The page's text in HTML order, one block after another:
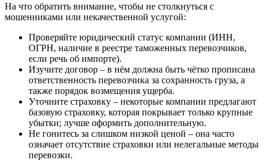
На что обратить внимание, чтобы не столкнуться с
мошенниками или некачественной услугой:
Проверяйте юридический статус компании (ИНН,
ОГРН, наличие в реестре таможенных перевозчиков,
если речь об импорте).
Изучите договор – в нём должна быть чётко прописана
ответственность перевозчика за сохранность груза, а
также порядок возмещения ущерба.
Уточните страховку – некоторые компании предлагают
базовую страховку, которая покрывает только крупные
убытки; лучше оформить дополнительную.
Не гонитесь за слишком низкой ценой – она часто
означает отсутствие страховки или нелегальные методы
перевозки.